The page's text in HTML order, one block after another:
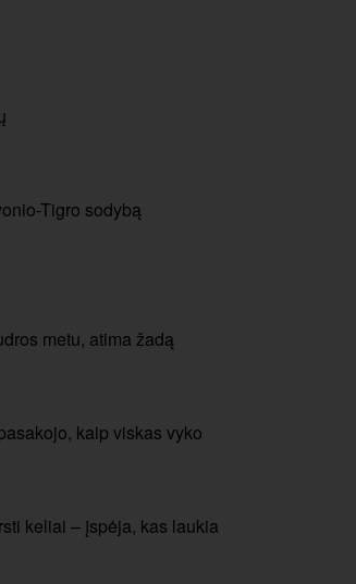
Tigro sodybą
metu, atima žadą
kaip viskas vyko
keliai – įspėja, kas laukia